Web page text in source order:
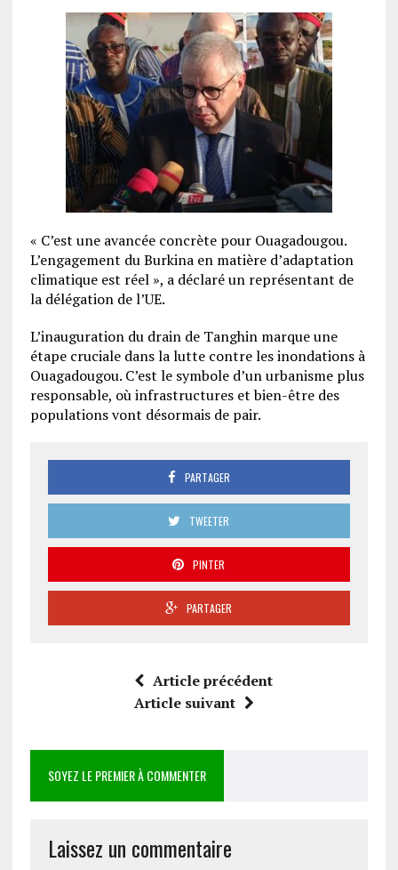
« C’est une avancée concrète pour Ouagadougou.
L’engagement du Burkina en matière d’adaptation
climatique est réel », a déclaré un représentant de
la délégation de l’UE.
L’inauguration du drain de Tanghin marque une
étape cruciale dans la lutte contre les inondations à
Ouagadougou. C’est le symbole d’un urbanisme plus
responsable, où infrastructures et bien-être des
populations vont désormais de pair.
PARTAGER
TWEETER
PINTER
PARTAGER
Article précédent
Article suivant
SOYEZ LE PREMIER À COMMENTER
Laissez un commentaire